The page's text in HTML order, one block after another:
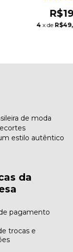
4 x de
de moda
estilo autêntico
da
pagamento
trocas e